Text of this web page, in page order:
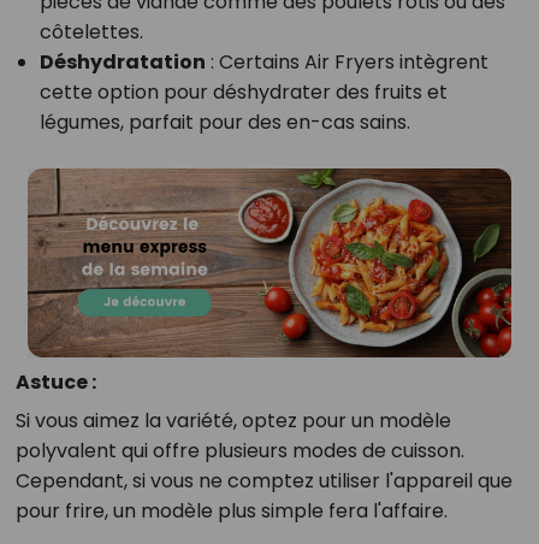
côtelettes.
Déshydratation : Certains Air Fryers intègrent
cette option pour déshydrater des fruits et
légumes, parfait pour des en-cas sains.
Astuce :
Si vous aimez la variété, optez pour un modèle
polyvalent qui offre plusieurs modes de cuisson.
Cependant, si vous ne comptez utiliser l'appareil que
pour frire, un modèle plus simple fera l'affaire.